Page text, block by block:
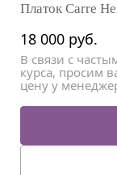
Платок Carre
18 000 руб.
В связи с
курса, просим
цену у